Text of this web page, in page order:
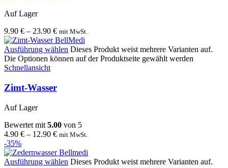
Auf Lager
9.90 € – 23.90 € mit MwSt.
Ausführung wählen Dieses Produkt weist mehrere Varianten auf.
Die Optionen können auf der Produktseite gewählt werden
Schnellansicht
Zimt-Wasser
Auf Lager
Bewertet mit 5.00 von 5
4.90 € – 12.90 € mit MwSt.
-35%
Ausführung wählen Dieses Produkt weist mehrere Varianten auf.